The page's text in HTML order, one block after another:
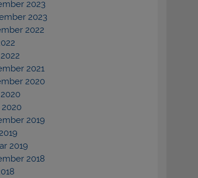
2023
2023
2022
2021
2020
2020
2019
2019
2018